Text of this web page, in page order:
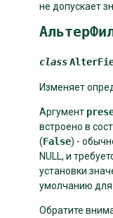
не допускает
class
Изменяет
Аргумент
встроено в
(False) -
NULL, и
установки
умолчанию для
Обратите